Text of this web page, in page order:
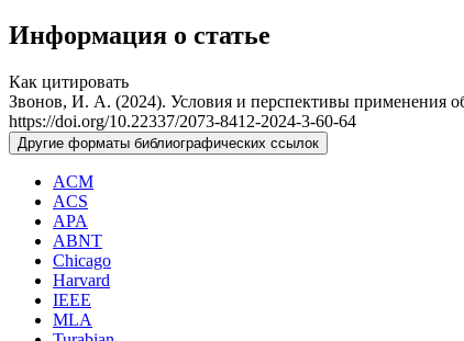
Информация о статье
Как цитировать
Звонов, И. А. (2024). Условия и перспективы применения
https://doi.org/10.22337/2073-8412-2024-3-60-64
Другие форматы библиографических ссылок
ACM
ACS
APA
ABNT
Chicago
Harvard
IEEE
MLA